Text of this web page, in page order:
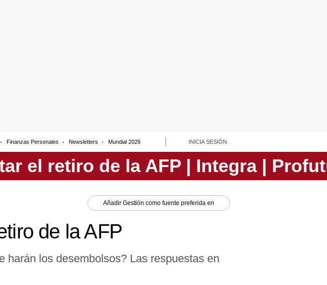
Finanzas Personales Newsletters Mundial 2026 INICIA SESIÓN
Añadir Gestión como fuente preferida en
de la AFP
harán los desembolsos? Las respuestas en